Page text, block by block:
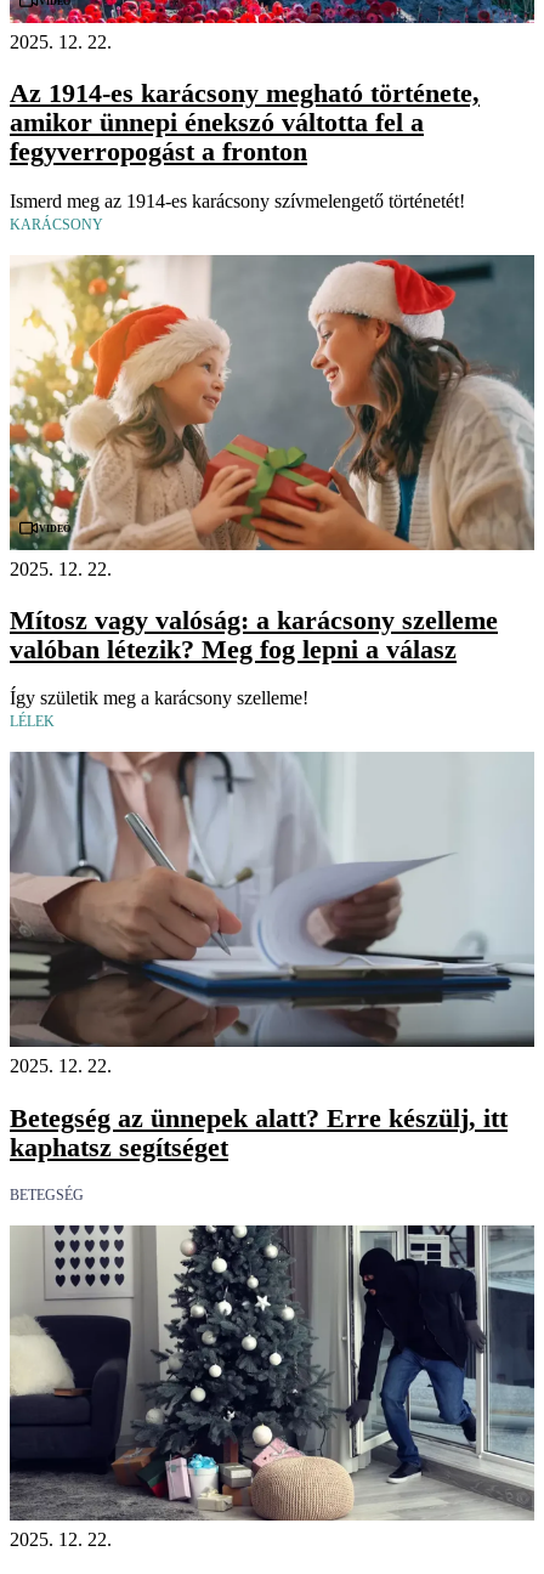
2025. 12. 22.
Az 1914-es karácsony megható története,
amikor ünnepi énekszó váltotta fel a
fegyverropogást a fronton
Ismerd meg az 1914-es karácsony szívmelengető történetét!
KARÁCSONY
Videó
2025. 12. 22.
Mítosz vagy valóság: a karácsony szelleme
valóban létezik? Meg fog lepni a válasz
Így születik meg a karácsony szelleme!
LÉLEK
2025. 12. 22.
Betegség az ünnepek alatt? Erre készülj, itt
kaphatsz segítséget
BETEGSÉG
2025. 12. 22.